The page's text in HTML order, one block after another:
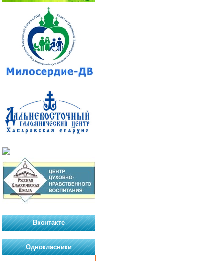
Вконтакте
Однокласники